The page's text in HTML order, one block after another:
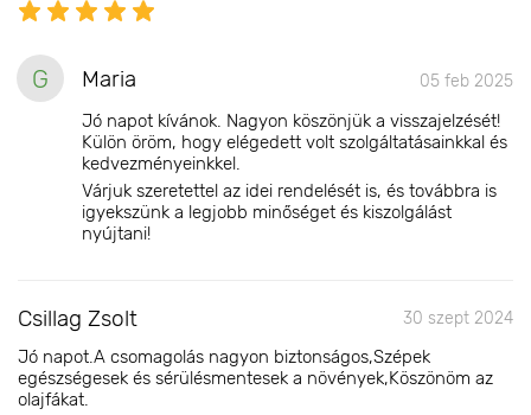
G Maria 05 feb 2025
Jó napot kívánok. Nagyon köszönjük a visszajelzését!
Külön öröm, hogy elégedett volt szolgáltatásainkkal és
kedvezményeinkkel.
Várjuk szeretettel az idei rendelését is, és továbbra is
igyekszünk a legjobb minőséget és kiszolgálást
nyújtani!
Csillag Zsolt 30 szept 2024
Jó napot.A csomagolás nagyon biztonságos,Szépek
egészségesek és sérülésmentesek a növények,Köszönöm az
olajfákat.